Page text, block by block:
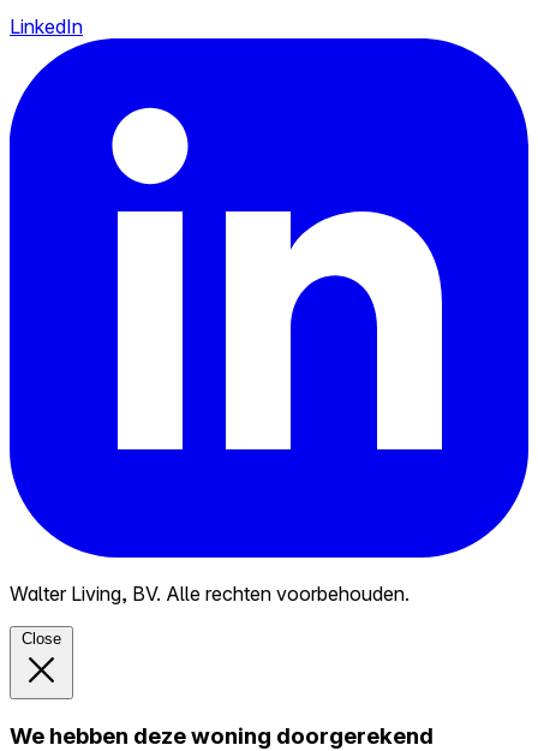
LinkedIn
Walter Living, BV. Alle rechten voorbehouden.
Close
We hebben deze woning doorgerekend